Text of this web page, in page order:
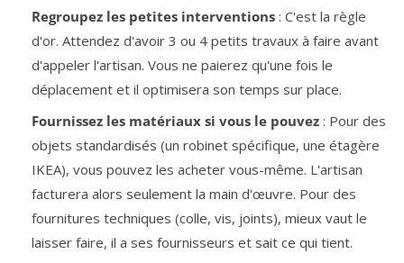
Regroupez les petites interventions: C'est la règle
d'or. Attendez d'avoir 3 ou 4 petits travaux à faire avant
d'appeler l'artisan. Vous ne paierez qu'une fois le
déplacement et il optimisera son temps sur place.
Fournissez les matériaux si vous le pouvez: Pour des
objets standardisés (un robinet spécifique, une étagère
IKEA), vous pouvez les acheter vous-même. L'artisan
facturera alors seulement la main d'œuvre. Pour des
fournitures techniques (colle, vis, joints), mieux vaut le
laisser faire, il a ses fournisseurs et sait ce qui tient.